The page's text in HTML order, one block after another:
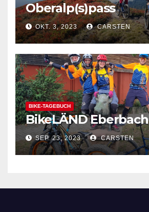
Oberalp(s)pass
OKT. 3, 2023 CARSTEN
BIKE-TAGEBUCH
BikeLÄND Eberbach
SEP. 23, 2023 CARSTEN